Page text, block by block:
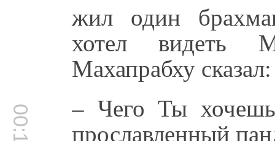
жил один
хотел видеть
Махапрабху сказал:
– Чего Ты
прославленный